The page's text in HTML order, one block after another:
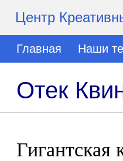
Центр
Главная Наши
Отек